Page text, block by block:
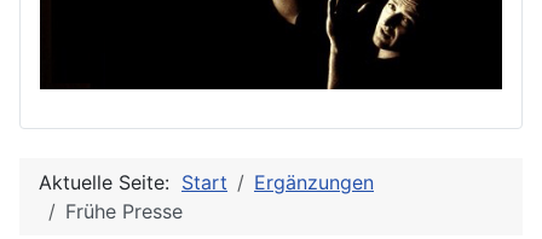
Aktuelle Seite: Start
Ergänzungen
Frühe Presse